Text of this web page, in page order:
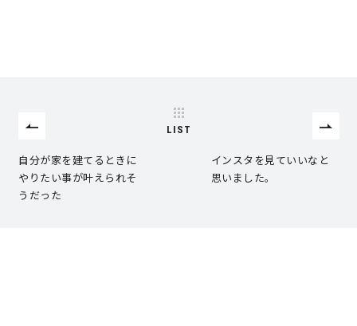
施工事例
自分が家を建てるときに
やりたい事が叶えられそ
うだった
LIST
インスタを見ていいなと
思いました。